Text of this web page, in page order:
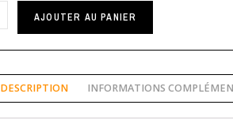
AJOUTER AU PANIER
DESCRIPTION INFORMATIONS